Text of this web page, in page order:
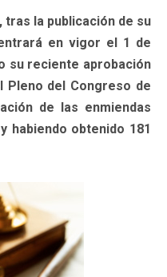
la publicación de su
en vigor el 1 de
su reciente aprobación
Pleno del Congreso de
de las enmiendas
habiendo obtenido 181